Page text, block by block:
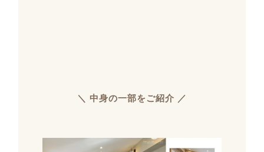
＼ 中身の一部をご紹介 ／